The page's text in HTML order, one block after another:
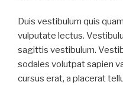
Duis vestibulum quis
vulputate lectus.
sagittis vestibulum.
sodales volutpat sapien
cursus erat, a placerat